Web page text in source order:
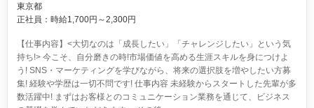
東京都
正社員：時給1,700円～2,300円
【仕事内容】<大切なのは「成長したい」「チャレンジしたい」という気
持ち!> 今こそ、自分磨きの時!市場価値を高める生涯スキルを身につけよ
う! SNS・マーケティングを学びながら、将来の選択肢を増やしたい方募
集! 経験や学歴は一切不問です! 仕事内容 未経験からスタートした先輩が多
数活躍中! まずはお客様とのコミュニケーション業務を通じて、ビジネス